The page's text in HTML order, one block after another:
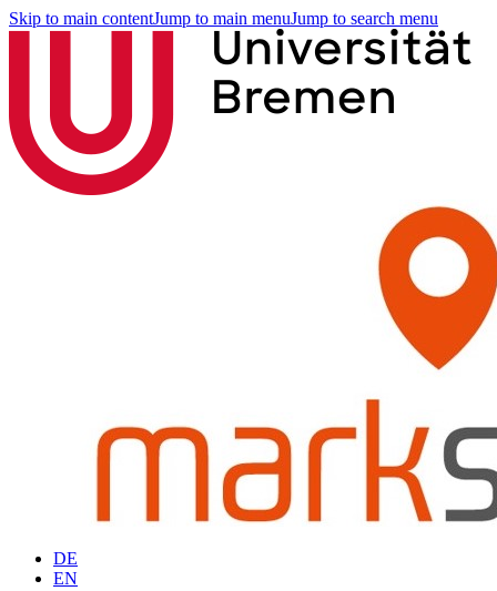
Skip to main contentJump to main menuJump to search menu
DE
EN